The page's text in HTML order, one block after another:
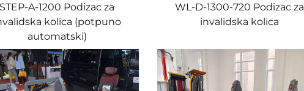
STEP-A-1200 Podizac za
kolica (potpuno
automatski)
WL-D-1300-720 Podizac za
invalidska kolica